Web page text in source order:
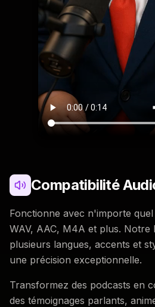
Compatibilité
Fonctionne avec n'importe
WAV, AAC, M4A et plus. Notre
plusieurs langues, accents et
une précision exceptionnelle.
Transformez des podcasts en
des témoignages parlants,